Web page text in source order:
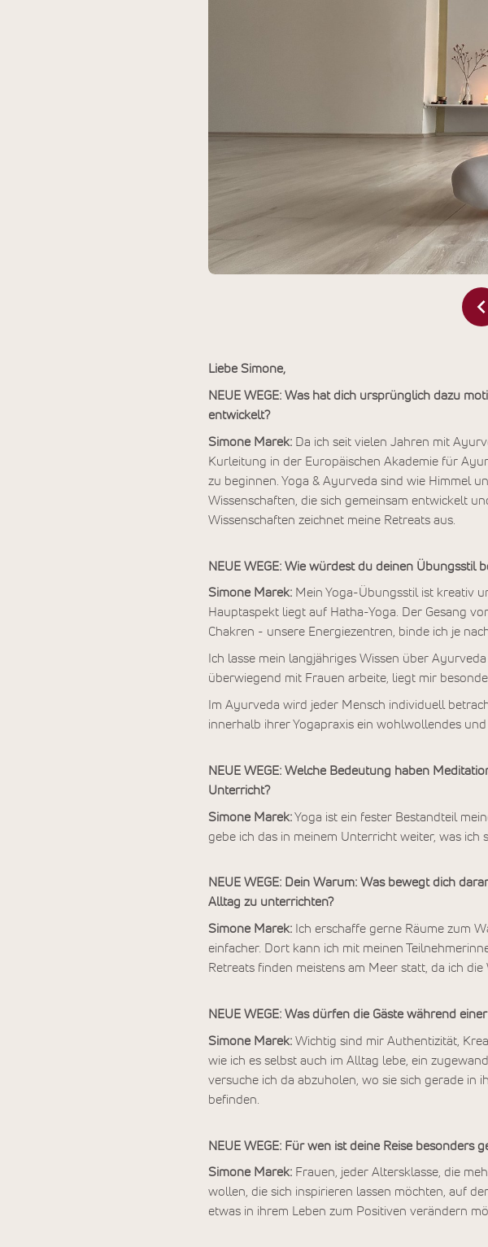
Liebe Simone,
NEUE WEGE: Was hat dich ursprünglich dazu
entwickelt?
Simone Marek: Da ich seit vielen Jahren mit
Kurleitung in der Europäischen Akademie für
zu beginnen. Yoga & Ayurveda sind wie Himmel
Wissenschaften, die sich gemeinsam entwickelt
Wissenschaften zeichnet meine Retreats aus.
NEUE WEGE: Wie würdest du deinen Übungsstil
Simone Marek: Mein Yoga-Übungsstil ist kreativ
Hauptaspekt liegt auf Hatha-Yoga. Der Gesang
Chakren - unsere Energiezentren, binde ich je
Ich lasse mein langjähriges Wissen über
überwiegend mit Frauen arbeite, liegt mir
Im Ayurveda wird jeder Mensch individuell
innerhalb ihrer Yogapraxis ein wohlwollendes
NEUE WEGE: Welche Bedeutung haben
Unterricht?
Simone Marek:Yoga ist ein fester Bestandteil
gebe ich das in meinem Unterricht weiter, was ich
NEUE WEGE: Dein Warum: Was bewegt dich
Alltag zu unterrichten?
Simone Marek: Ich erschaffe gerne Räume zum
einfacher. Dort kann ich mit meinen
Retreats finden meistens am Meer statt, da ich
NEUE WEGE: Was dürfen die Gäste während
Simone Marek: Wichtig sind mir Authentizität,
wie ich es selbst auch im Alltag lebe, ein
versuche ich da abzuholen, wo sie sich gerade in
befinden.
NEUE WEGE: Für wen ist deine Reise besonders
Simone Marek: Frauen, jeder Altersklasse, die
wollen, die sich inspirieren lassen möchten, auf
etwas in ihrem Leben zum Positiven verändern